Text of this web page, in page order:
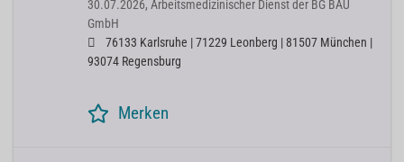
30.07.2026, Arbeitsmedizinischer Dienst der BG BAU
GmbH
76133 Karlsruhe | 71229 Leonberg | 81507 München |
93074 Regensburg
Merken